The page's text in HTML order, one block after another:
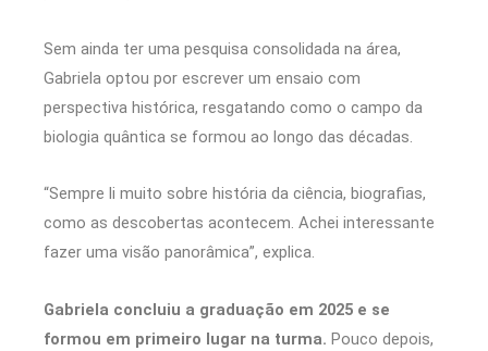
Sem ainda ter uma pesquisa consolidada na área,
Gabriela optou por escrever um ensaio com
perspectiva histórica, resgatando como o campo da
biologia quântica se formou ao longo das décadas.
“Sempre li muito sobre história da ciência, biografias,
como as descobertas acontecem. Achei interessante
fazer uma visão panorâmica”, explica.
Gabriela concluiu a graduação em 2025 e se
formou em primeiro lugar na turma. Pouco depois,